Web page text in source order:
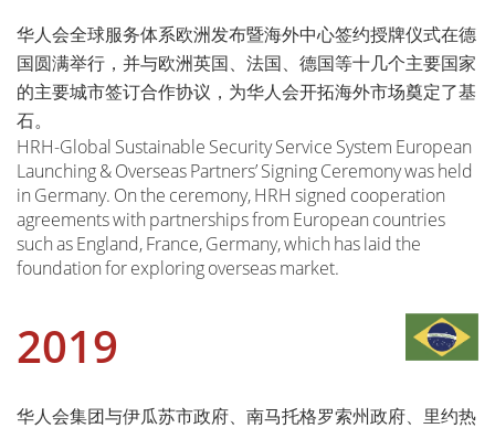
华人会全球服务体系欧洲发布暨海外中心签约授牌仪式在德
国圆满举行，并与欧洲英国、法国、德国等十几个主要国家
的主要城市签订合作协议，为华人会开拓海外市场奠定了基
石。
HRH-Global Sustainable Security Service System European
Launching & Overseas Partners’ Signing Ceremony was held
in Germany. On the ceremony, HRH signed cooperation
agreements with partnerships from European countries
such as England, France, Germany, which has laid the
foundation for exploring overseas market.
2019
华人会集团与伊瓜苏市政府、南马托格罗索州政府、里约热